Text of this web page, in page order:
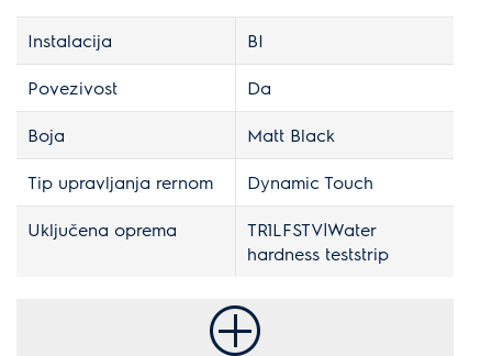
Instalacija BI
Povezivost Da
Boja Matt Black
Tip upravljanja rernom Dynamic Touch
Uključena oprema
TR1LFSTV|Water
hardness teststrip